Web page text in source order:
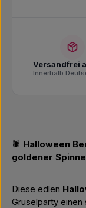
Versandfrei
Innerhalb
🕷️ Halloween
goldener
Diese edlen
Gruselparty